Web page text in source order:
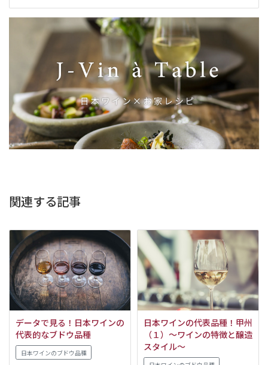
関連する記事
データで見る！日本ワインの
代表的なブドウ品種
日本ワインのブドウ品種
日本ワインの代表品種！甲州
（１）～ワインの特徴と醸造
スタイル～